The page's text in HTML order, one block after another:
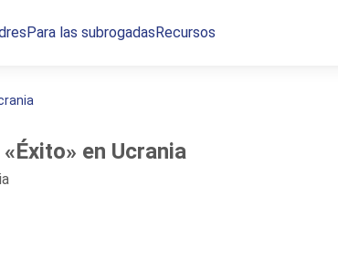
Para las subrogadasRecursos
en Ucrania